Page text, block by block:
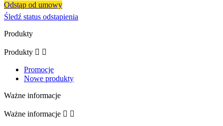
Odstąp od umowy
Śledź status odstąpienia
Produkty
Produkty  
Promocje
Nowe produkty
Ważne informacje
Ważne informacje  